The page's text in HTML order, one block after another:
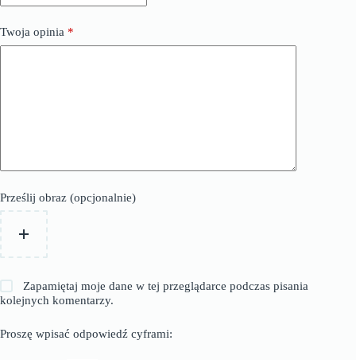
Twoja opinia *
Prześlij obraz (opcjonalnie)
Zapamiętaj moje dane w tej przeglądarce podczas pisania
kolejnych komentarzy.
Proszę wpisać odpowiedź cyframi: